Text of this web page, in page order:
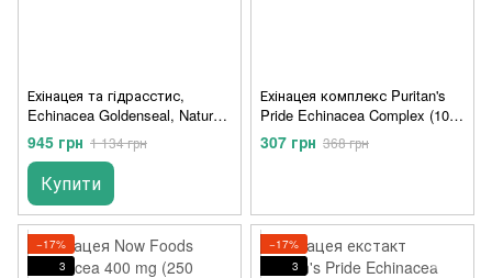
Ехінацея та гідрасстис,
Echinacea Goldenseal, Nature's
Way, 900 мг, преміум-суміш,
100 веганських капсул
945 грн 1 134 грн
Купити
Ехінацея комплекс Puritan's
Pride Echinacea Complex (100
капс)
307 грн 368 грн
−17%
3
−17%
3